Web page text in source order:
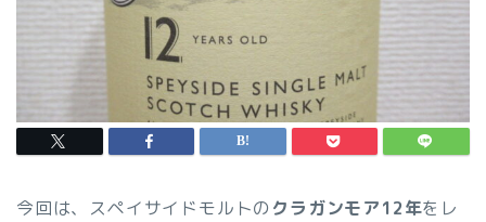
今回は、スペイサイドモルトの クラガンモア12年をレ